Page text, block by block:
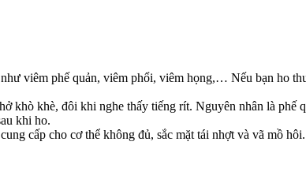
viêm phế quản, viêm phổi, viêm họng,… Nếu bạn ho
khò khè, đôi khi nghe thấy tiếng rít. Nguyên nhân là phế
khi ho.
cấp cho cơ thể không đủ, sắc mặt tái nhợt và vã mồ